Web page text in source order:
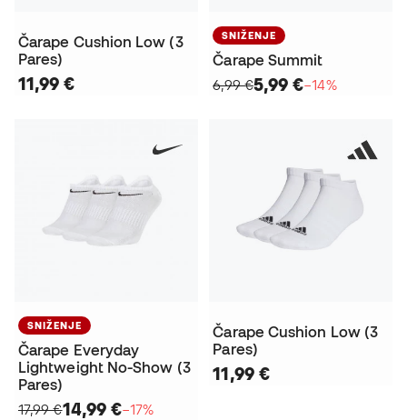
Čarape Cushion Low (3
Pares)
11,99 €
SNIŽENJE
Čarape Summit
6,99 €5,99 €−14%
SNIŽENJE
Čarape Everyday
Lightweight No-Show (3
Pares)
17,99 €14,99 €−17%
Čarape Cushion Low (3
Pares)
11,99 €